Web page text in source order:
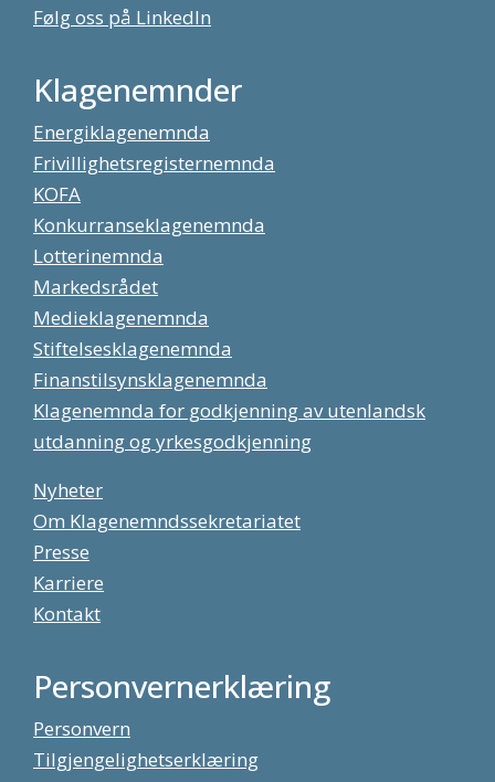
Følg oss på LinkedIn
Klagenemnder
Energiklagenemnda
Frivillighetsregisternemnda
KOFA
Konkurranseklagenemnda
Lotterinemnda
Markedsrådet
Medieklagenemnda
Stiftelsesklagenemnda
Finanstilsynsklagenemnda
Klagenemnda for godkjenning av utenlandsk
utdanning og yrkesgodkjenning
Nyheter
Om Klagenemndssekretariatet
Presse
Karriere
Kontakt
Personvernerklæring
Personvern
Tilgjengelighetserklæring